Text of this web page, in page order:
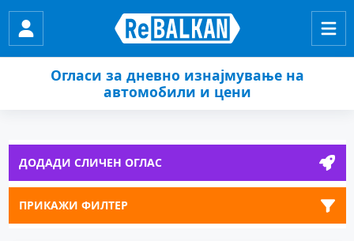
Огласи за дневно изнајмување на
автомобили и цени
ДОДАДИ СЛИЧЕН ОГЛАС
ПРИКАЖИ ФИЛТЕР